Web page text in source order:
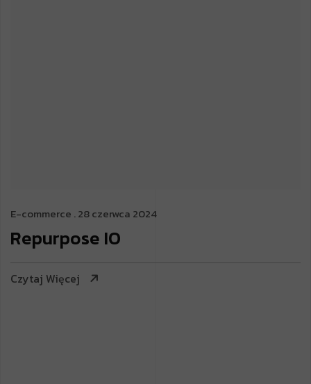
E-commerce . 28 czerwca 2024
Repurpose IO
Czytaj Więcej